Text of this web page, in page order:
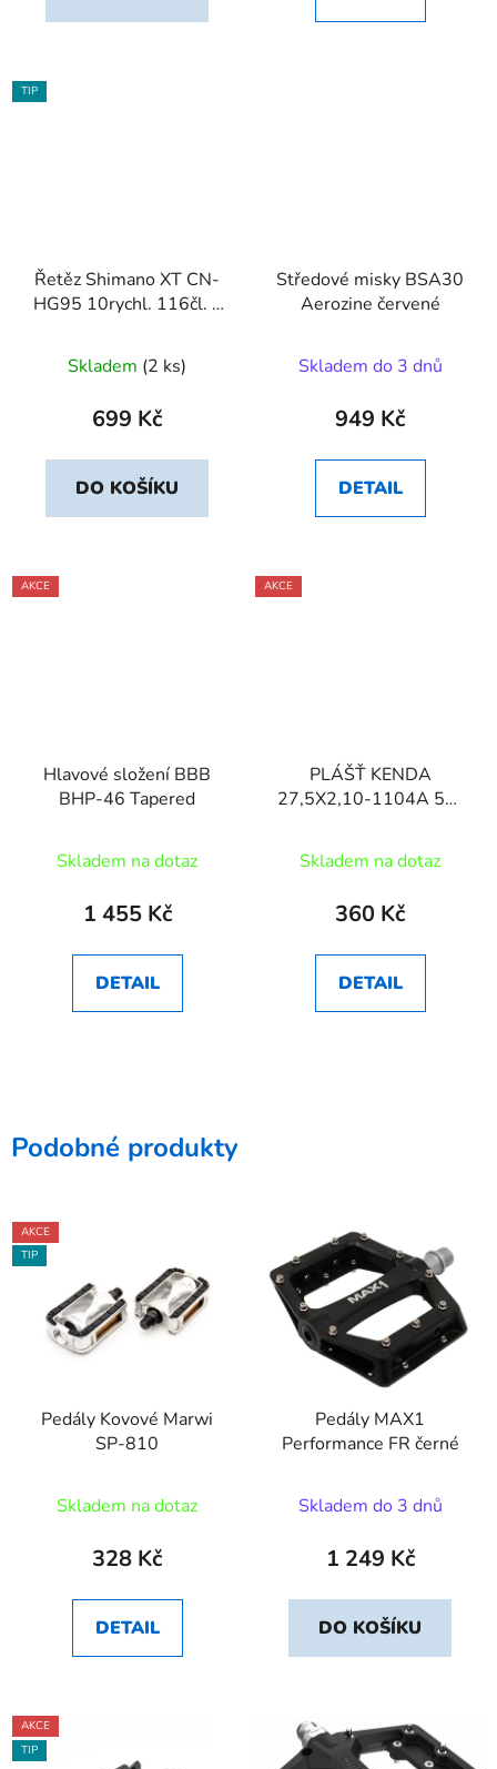
TIP
Řetěz Shimano XT CN-
HG95 10rychl. 116čl. s
Skladem (2 ks)
699 Kč
DO KOŠÍKU
Středové misky BSA30
Aerozine červené
Skladem do 3 dnů
949 Kč
DETAIL
AKCE
Hlavové složení BBB
BHP-46 Tapered
Skladem na dotaz
1 455 Kč
DETAIL
AKCE
PLÁŠŤ KENDA
27,5X2,10-1104A 50-
Skladem na dotaz
360 Kč
DETAIL
Podobné produkty
AKCE
TIP
Pedály Kovové Marwi
SP-810
Skladem na dotaz
328 Kč
DETAIL
Pedály MAX1
Performance FR černé
Skladem do 3 dnů
1 249 Kč
DO KOŠÍKU
AKCE
TIP